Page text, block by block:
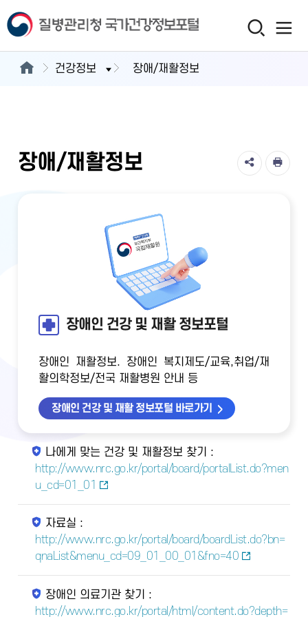
건강정보 장애/재활정보
장애/재활정보
장애인 건강 및 재활 정보포털
장애인 재활정보. 장애인 복지제도/교육,취업/재
활의학정보/전국 재활병원 안내 등
장애인 건강 및 재활 정보포털 바로가기
나에게 맞는 건강 및 재활정보 찾기 :
http://www.nrc.go.kr/portal/board/portalList.do?men
u_cd=01_01
자료실 :
http://www.nrc.go.kr/portal/board/boardList.do?bn=
qnaList&menu_cd=09_01_00_01&fno=40
장애인 의료기관 찾기 :
http://www.nrc.go.kr/portal/html/content.do?depth=